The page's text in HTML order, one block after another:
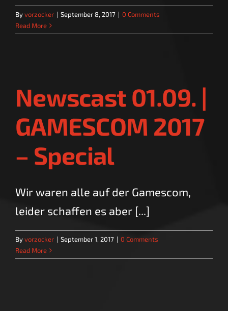
Byvorzocker | September 8, 2017 | 0 Comments
Read More
Newscast 01.09. |
GAMESCOM 2017
– Special
Wir waren alle auf der Gamescom,
leider schaffen es aber [...]
Byvorzocker | September 1, 2017 | 0 Comments
Read More